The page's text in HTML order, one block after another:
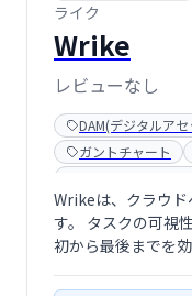
ライク
Wrike
レビューなし
DAM(デジタルア
ガントチャート
コンテンツマーケ
スケジュール・カ
ワークフロー管理
Wrikeは、クラウ
す。 タスクの可視
初から最後までを